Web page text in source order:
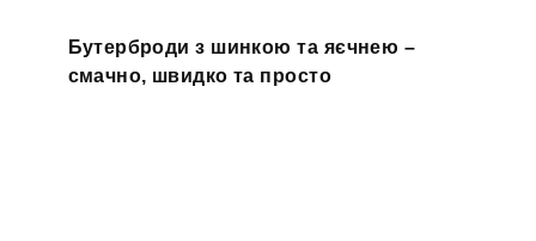
Бутерброди з шинкою та яєчнею –
смачно, швидко та просто